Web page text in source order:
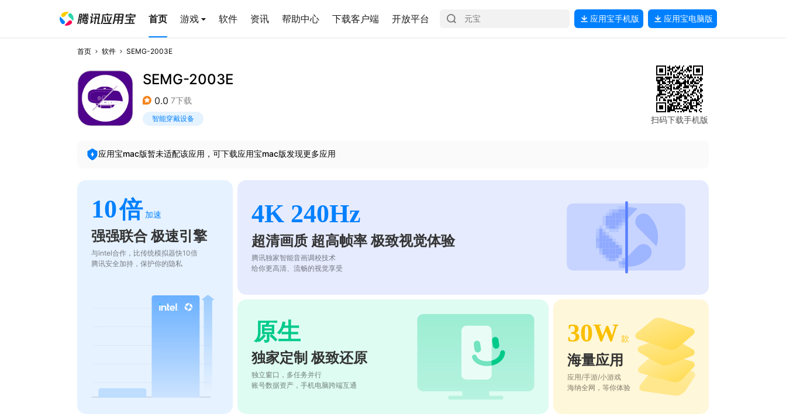
首页 游戏 软件 资讯 帮助中心 下载客户端 开放平台 应用宝手机版 应用宝电脑版
首页 软件 SEMG-2003E
SEMG-2003E
0.0 7下载
智能穿戴设备 扫码下载手机版
应用宝mac版暂未适配该应用，可下载应用宝mac版发现更多应用
10倍 加速
强强联合 极速引擎
与intel合作，比传统模拟器快10倍
腾讯安全加持，保护你的隐私
4K 240Hz
超清画质 超高帧率 极致视觉体验
腾讯独家智能音画调校技术
给你更高清、流畅的视觉享受
原生
独家定制 极致还原
独立窗口，多任务并行
账号数据资产，手机电脑跨端互通
30W 款
海量应用
应用/手游/小游戏
海纳全网，等你体验